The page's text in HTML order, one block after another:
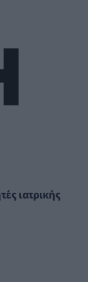
ιατρικής